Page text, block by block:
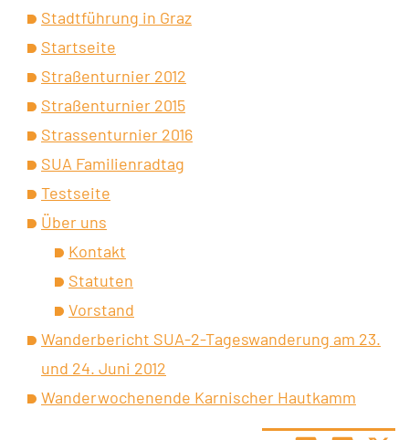
Stadtführung in Graz
Startseite
Straßenturnier 2012
Straßenturnier 2015
Strassenturnier 2016
SUA Familienradtag
Testseite
Über uns
Kontakt
Statuten
Vorstand
Wanderbericht SUA-2-Tageswanderung am 23.
und 24. Juni 2012
Wanderwochenende Karnischer Hautkamm